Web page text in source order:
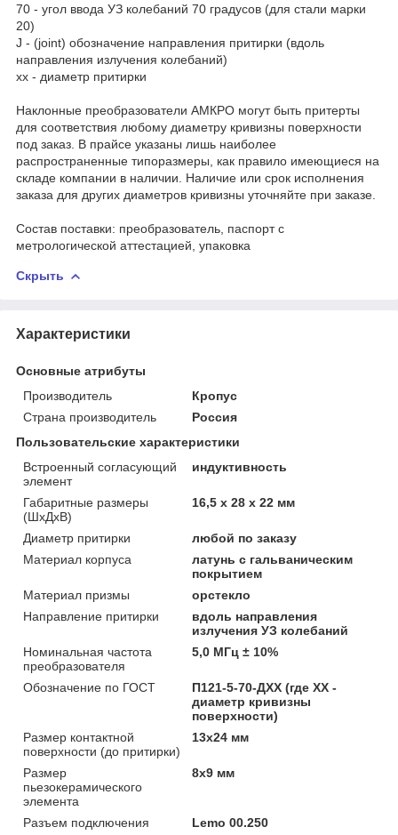
70 - угол ввода УЗ колебаний 70 градусов (для стали марки
20)
J - (joint) обозначение направления притирки (вдоль
направления излучения колебаний)
xx - диаметр притирки
Наклонные преобразователи АМКРО могут быть притерты
для соответствия любому диаметру кривизны поверхности
под заказ. В прайсе указаны лишь наиболее
распространенные типоразмеры, как правило имеющиеся на
складе компании в наличии. Наличие или срок исполнения
заказа для других диаметров кривизны уточняйте при заказе.
Состав поставки: преобразователь, паспорт с
метрологической аттестацией, упаковка
Скрыть
Характеристики
Основные атрибуты
Производитель
Кропус
Страна производитель
Россия
Пользовательские характеристики
Встроенный согласующий
элемент
индуктивность
Габаритные размеры
(ШхДхВ)
16,5 х 28 х 22 мм
Диаметр притирки
любой по заказу
Материал корпуса
латунь с гальваническим
покрытием
Материал призмы
орстекло
Направление притирки
вдоль направления
излучения УЗ колебаний
Номинальная частота
преобразователя
5,0 МГц ± 10%
Обозначение по ГОСТ
П121-5-70-ДХХ (где XX -
диаметр кривизны
поверхности)
Размер контактной
поверхности (до притирки)
13х24 мм
Размер
пьезокерамического
элемента
8х9 мм
Разъем подключения
Lemo 00.250